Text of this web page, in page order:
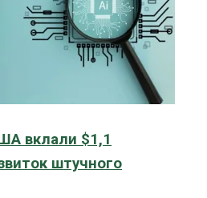
вклали $1,1
штучного